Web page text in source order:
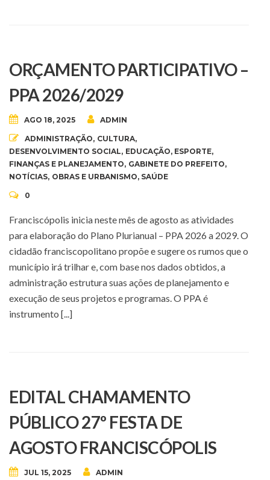
ORÇAMENTO PARTICIPATIVO –
PPA 2026/2029
AGO 18, 2025 ADMIN
ADMINISTRAÇÃO, CULTURA,
DESENVOLVIMENTO SOCIAL, EDUCAÇÃO, ESPORTE,
FINANÇAS E PLANEJAMENTO, GABINETE DO PREFEITO,
NOTÍCIAS, OBRAS E URBANISMO, SAÚDE
0
Franciscópolis inicia neste mês de agosto as atividades
para elaboração do Plano Plurianual – PPA 2026 a 2029. O
cidadão franciscopolitano propõe e sugere os rumos que o
município irá trilhar e, com base nos dados obtidos, a
administração estrutura suas ações de planejamento e
execução de seus projetos e programas. O PPA é
instrumento [...]
EDITAL CHAMAMENTO
PÚBLICO 27º FESTA DE
AGOSTO FRANCISCÓPOLIS
JUL 15, 2025 ADMIN